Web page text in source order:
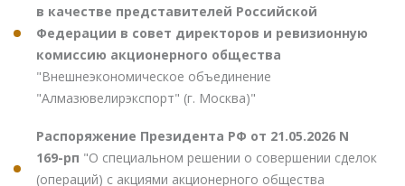
в качестве представителей Российской
Федерации в совет директоров и ревизионную
комиссию акционерного общества
"Внешнеэкономическое объединение
"Алмазювелирэкспорт" (г. Москва)"
Распоряжение Президента РФ от 21.05.2026 N
169-рп "О специальном решении о совершении сделок
(операций) с акциями акционерного общества